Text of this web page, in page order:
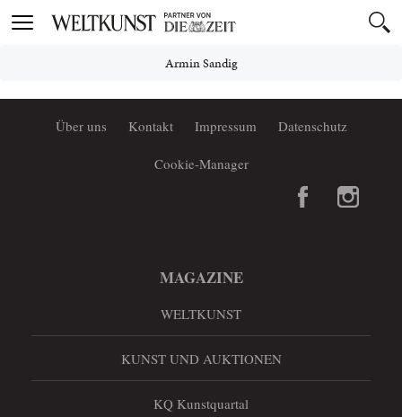
Toggle
Armin Sandig
Über uns Kontakt Impressum Datenschutz
Cookie-Manager
MAGAZINE
WELTKUNST
KUNST UND AUKTIONEN
KQ Kunstquartal